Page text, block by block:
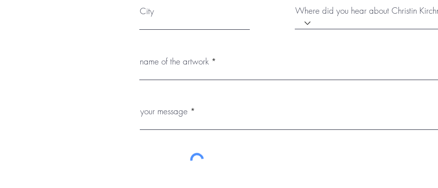
City Where did you hear about Christin
name of the artwork
your message